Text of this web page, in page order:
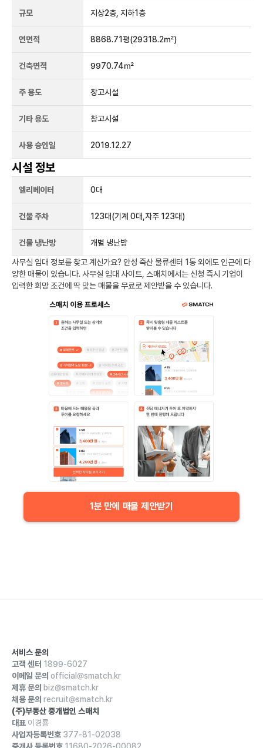
규모 지상2층, 지하1층
연면적 8868.71평(29318.2㎡)
건축면적 9970.74㎡
주 용도 창고시설
기타 용도 창고시설
사용 승인일 2019.12.27
시설 정보
엘리베이터 0대
건물 주차 123대(기계 0대,자주 123대)
건물 냉난방 개별 냉난방
사무실 임대 정보를 찾고 계신가요? 안성 죽산 물류센터 1동외에도 인근에 다
양한 매물이 있습니다. 사무실 임대 사이트, 스매치에서는 신청 즉시 기업이
입력한 희망 조건에 딱 맞는 매물을 무료로 제안받을 수 있습니다.
1분 만에 매물 제안받기
서비스 문의
고객 센터 1899-6027
이메일 문의 official@smatch.kr
제휴 문의 biz@smatch.kr
채용 문의 recruit@smatch.kr
(주)부동산 중개법인 스매치
대표 이경룡
사업자등록번호 377-81-02038
중개사 등록번호 11680-2026-00082